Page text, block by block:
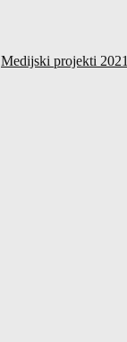
Medijski projekti 2021